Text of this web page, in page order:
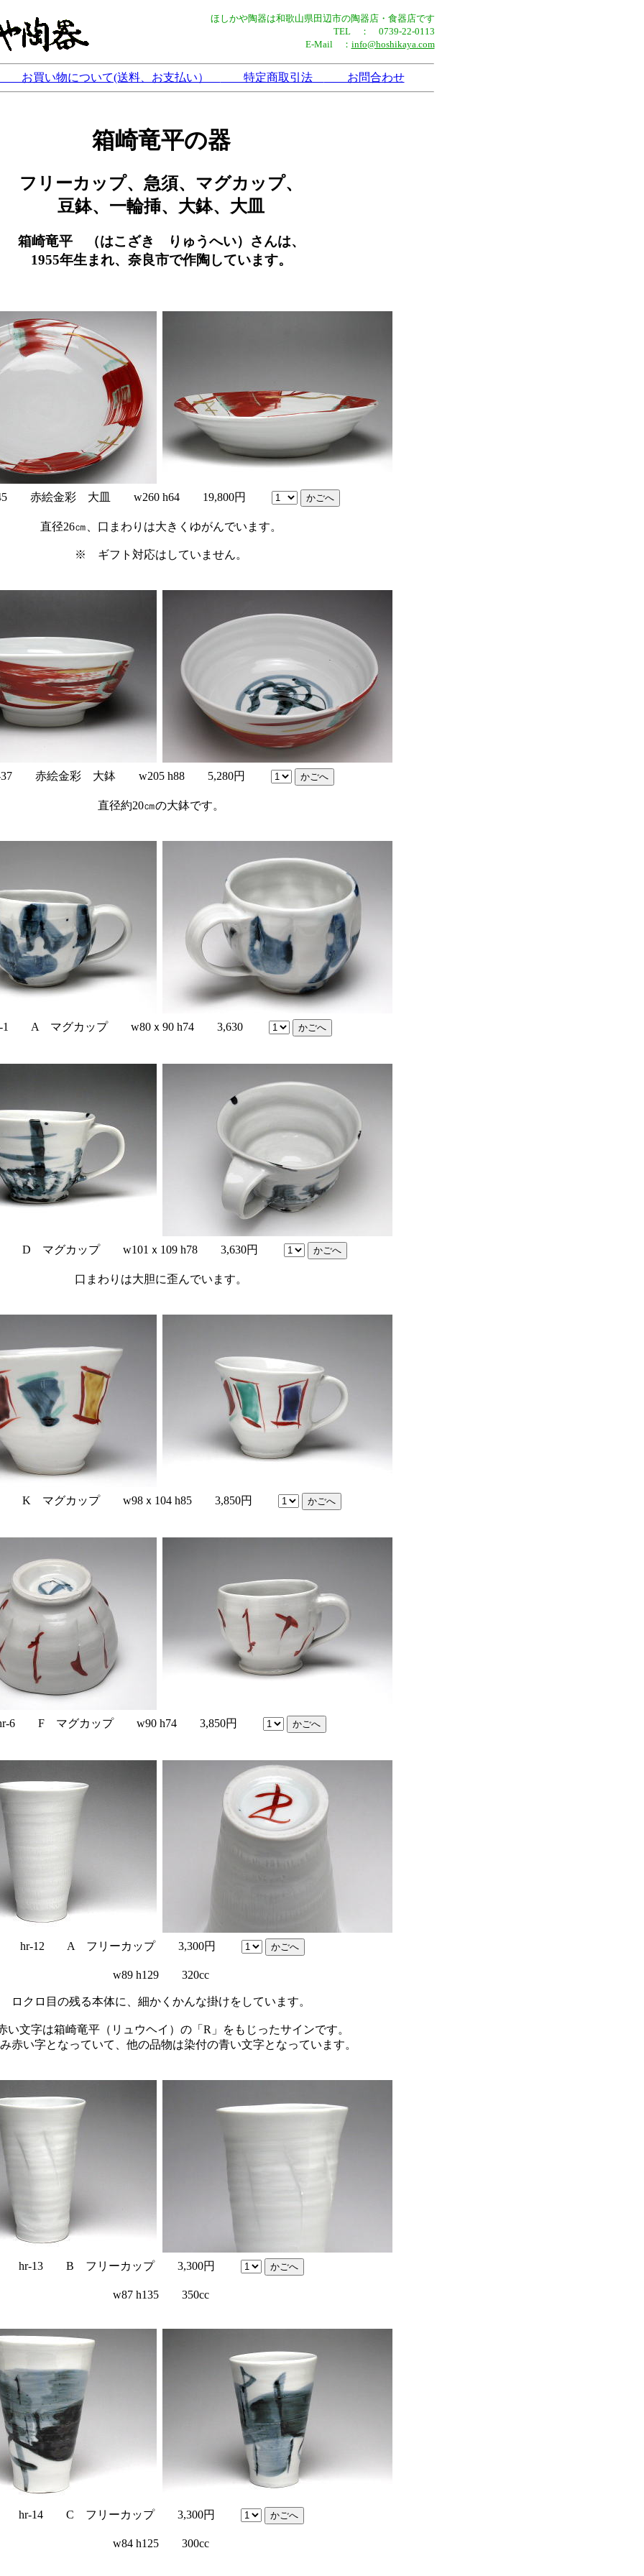
ほしかや陶器は和歌山県田辺市の陶器店・食器店です
TEL ： 0739-22-0113
E-Mail ： info@hoshikaya.com
買い物について(送料、お支払い） 特定商取引法 お問合わせ
箱崎竜平の器
フリーカップ、急須、マグカップ、
豆鉢、一輪挿、大鉢、大皿
箱崎竜平 （はこざき りゅうへい）さんは、
1955年生まれ、奈良市で作陶しています。
赤絵金彩 大皿 w260 h64 19,800円
直径26㎝、口まわりは大きくゆがんでいます。
※ ギフト対応はしていません。
37 赤絵金彩 大鉢 w205 h88 5,280円
直径約20㎝の大鉢です。
1 A マグカップ w80ｘ90 h74 3,630
D マグカップ w101ｘ109 h78 3,630円
口まわりは大胆に歪んでいます。
K マグカップ w98ｘ104 h85 3,850円
6 F マグカップ w90 h74 3,850円
hr-12 A フリーカップ 3,300円
w89 h129 320cc
ロクロ目の残る本体に、細かくかんな掛けをしています。
い文字は箱崎竜平（リュウヘイ）の「R」をもじったサインです。
赤い字となっていて、他の品物は染付の青い文字となっています。
hr-13 B フリーカップ 3,300円
w87 h135 350cc
hr-14 C フリーカップ 3,300円
w84 h125 300cc